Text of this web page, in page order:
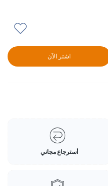
اشتر الآن
أسترجاع مجاني